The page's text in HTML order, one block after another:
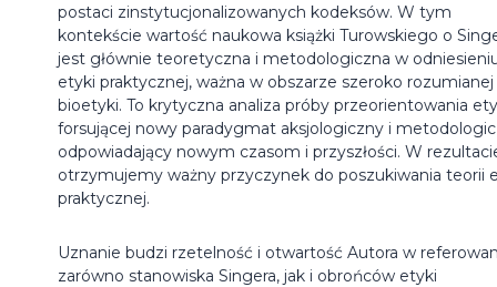
postaci zinstytucjonalizowanych kodeksów. W tym
kontekście wartość naukowa książki Turowskiego o
jest głównie teoretyczna i metodologiczna w
etyki praktycznej, ważna w obszarze szeroko rozumianej
bioetyki. To krytyczna analiza próby przeorientowania
forsującej nowy paradygmat aksjologiczny i
odpowiadający nowym czasom i przyszłości. W
otrzymujemy ważny przyczynek do poszukiwania teorii
praktycznej.
Uznanie budzi rzetelność i otwartość Autora w
zarówno stanowiska Singera, jak i obrońców etyki